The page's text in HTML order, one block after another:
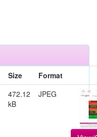
Size
Format
472.12
kB
JPEG